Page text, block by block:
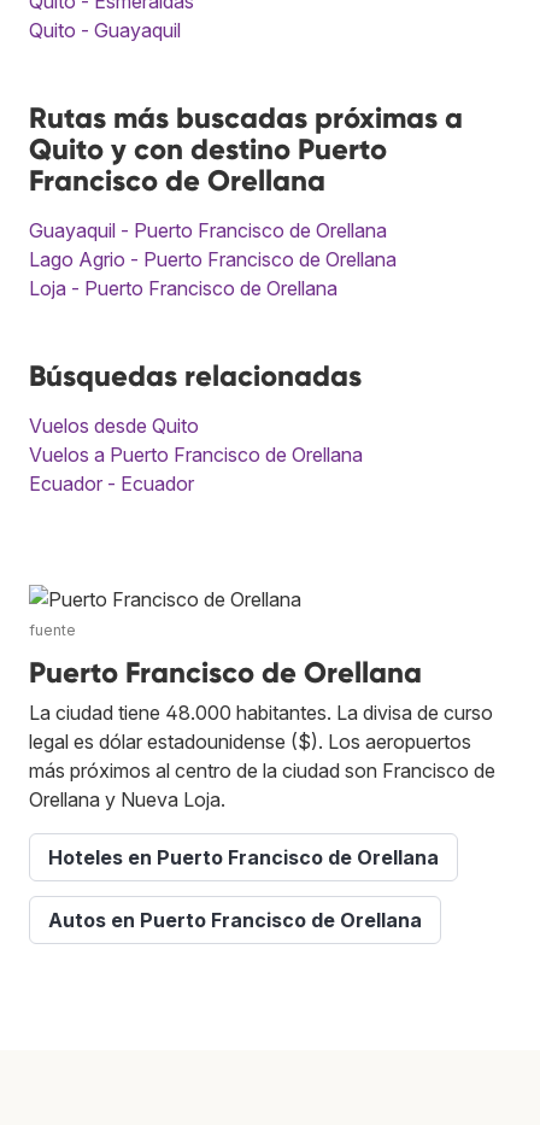
Quito - Guayaquil
Rutas más buscadas próximas a
Quito y con destino Puerto
Francisco de Orellana
Guayaquil - Puerto Francisco de Orellana
Lago Agrio - Puerto Francisco de Orellana
Loja - Puerto Francisco de Orellana
Búsquedas relacionadas
Vuelos desde Quito
Vuelos a Puerto Francisco de Orellana
Ecuador - Ecuador
fuente
Puerto Francisco de Orellana
La ciudad tiene 48.000 habitantes. La divisa de curso
legal es dólar estadounidense ($). Los aeropuertos
más próximos al centro de la ciudad son Francisco de
Orellana y Nueva Loja.
Hoteles en Puerto Francisco de Orellana
Autos en Puerto Francisco de Orellana